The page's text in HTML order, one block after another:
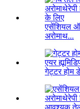
एसेंशियल
अरोमाथ...
गेट्टर होम